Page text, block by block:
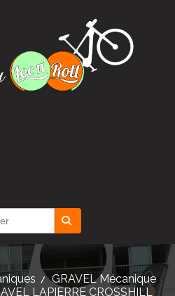
GRAVEL Mécanique
LAPIERRE CROSSHILL